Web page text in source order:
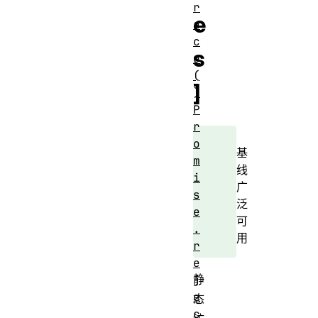
e
s
]
基
线
广
泛
可
用
静
态
r
a
c
e
(
)
P
r
o
m
i
s
e
.
r
e
j
e
c